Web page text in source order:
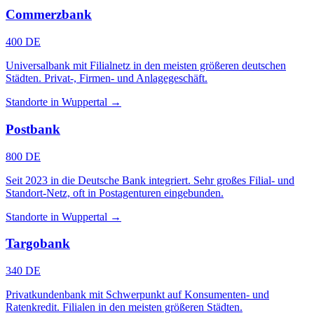
Commerzbank
400 DE
Universalbank mit Filialnetz in den meisten größeren deutschen
Städten. Privat-, Firmen- und Anlagegeschäft.
Standorte in Wuppertal →
Postbank
800 DE
Seit 2023 in die Deutsche Bank integriert. Sehr großes Filial- und
Standort-Netz, oft in Postagenturen eingebunden.
Standorte in Wuppertal →
Targobank
340 DE
Privatkundenbank mit Schwerpunkt auf Konsumenten- und
Ratenkredit. Filialen in den meisten größeren Städten.